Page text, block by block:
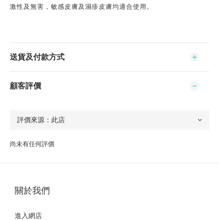
激性及無害，敏感皮膚及濕疹皮膚均適合使用。
送貨及付款方式
顧客評價
尚未有任何評價
關於我們
進入網店